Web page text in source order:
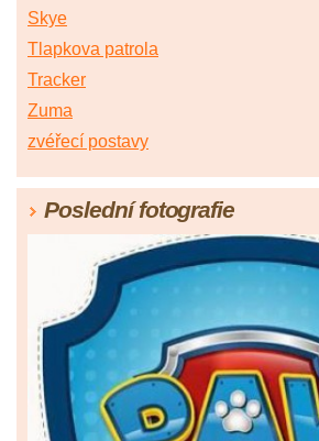
Skye
Tlapkova patrola
Tracker
Zuma
zvéřecí postavy
Poslední fotografie